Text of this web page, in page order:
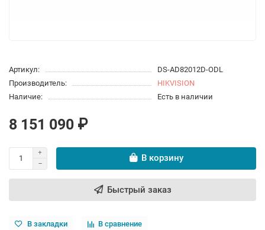
Артикул:
DS-AD82012D-ODL
Производитель:
HIKVISION
Наличие:
Есть в наличии
8 151 090 ₽
В корзину
Быстрый заказ
В закладки В сравнение